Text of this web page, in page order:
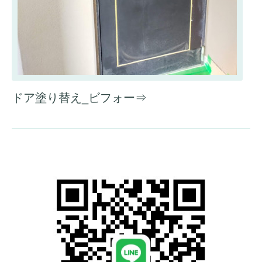
ドア塗り替え_ビフォー⇒